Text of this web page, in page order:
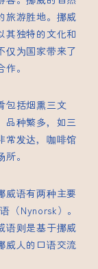
旅游胜地。挪威
其独特的文化和
仅为国家带来了
。
包括烟熏三文
品种繁多，如三
常发达，咖啡馆
。
威语有两种主要
（Nynorsk）。
语则是基于挪威
威人的口语交流